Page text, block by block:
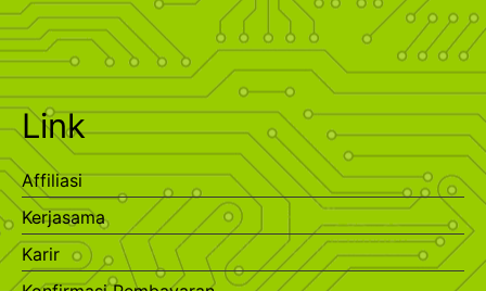
Link
Affiliasi
Kerjasama
Karir